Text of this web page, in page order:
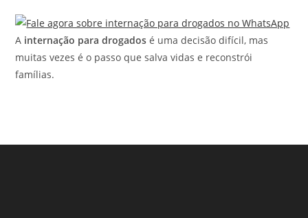
A internação para drogados é uma decisão difícil, mas
muitas vezes é o passo que salva vidas e reconstrói
famílias.